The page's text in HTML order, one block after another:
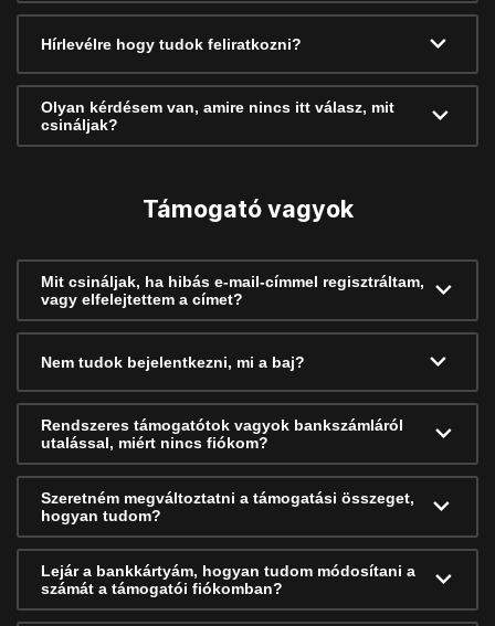
Hírlevélre hogy tudok feliratkozni?
Olyan kérdésem van, amire nincs itt válasz, mit
csináljak?
Támogató vagyok
Mit csináljak, ha hibás e-mail-címmel regisztráltam,
vagy elfelejtettem a címet?
Nem tudok bejelentkezni, mi a baj?
Rendszeres támogatótok vagyok bankszámláról
utalással, miért nincs fiókom?
Szeretném megváltoztatni a támogatási összeget,
hogyan tudom?
Lejár a bankkártyám, hogyan tudom módosítani a
számát a támogatói fiókomban?